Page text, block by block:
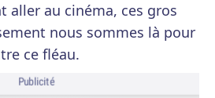
aller au cinéma, ces gros
nous sommes là pour
ce fléau.
Publicité